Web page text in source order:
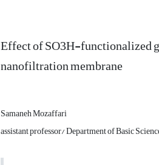
Effect of SO3H-functionalized
nanofiltration membrane
Samaneh Mozaffari
assistant professor/ Department of Basic